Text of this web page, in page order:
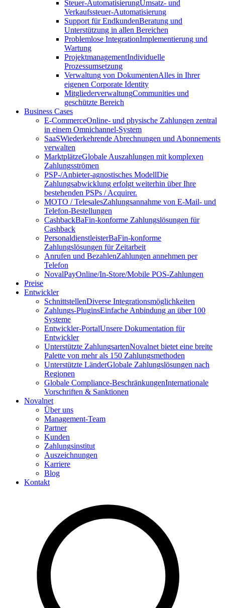
Steuer-AutomatisierungUmsatz- und
Verkaufssteuer-Automatisierung
Support für EndkundenBeratung und
Unterstützung in allen Bereichen
Problemlose IntegrationImplementierung und
Wartung
ProjektmanagementIndividuelle
Prozessumsetzung
Verwaltung von DokumentenAlles in Ihrer
eigenen Corporate Identity
MitgliederverwaltungCommunities und
geschützte Bereich
Business Cases
E-CommerceOnline- und physische Zahlungen zentral
in einem Omnichannel-System
SaaSWiederkehrende Abrechnungen und Abonnements
verwalten
MarktplätzeGlobale Auszahlungen mit komplexen
Zahlungsströmen
PSP-/Anbieter‑agnostisches ModellDie
Zahlungsabwicklung erfolgt weiterhin über Ihre
bestehenden PSPs / Acquirer.
MOTO / TelesalesZahlungsannahme von E-Mail- und
Telefon-Bestellungen
CashbackBaFin-konforme Zahlungslösungen für
Cashback
PersonaldienstleisterBaFin-konforme
Zahlungslösungen für Zeitarbeit
Anrufen und BezahlenZahlungen annehmen per
Telefon
NovalPayOnline/In-Store/Mobile POS-Zahlungen
Preise
Entwickler
SchnittstellenDiverse Integrationsmöglichkeiten
Zahlungs-PluginsEinfache Anbindung an über 100
Systeme
Entwickler-PortalUnsere Dokumentation für
Entwickler
Unterstützte ZahlungsartenNovalnet bietet eine breite
Palette von mehr als 150 Zahlungsmethoden
Unterstützte LänderGlobale Zahlungslösungen nach
Regionen
Globale Compliance-BeschränkungenInternationale
Vorschriften & Sanktionen
Novalnet
Über uns
Management-Team
Partner
Kunden
Zahlungsinstitut
Auszeichnungen
Karriere
Blog
Kontakt